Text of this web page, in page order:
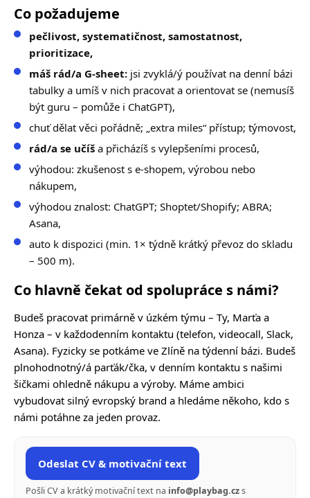
Co požadujeme
pečlivost, systematičnost, samostatnost,
prioritizace,
máš rád/a G-sheet: jsi zvyklá/ý používat na denní bázi
tabulky a umíš v nich pracovat a orientovat se (nemusíš
být guru – pomůže i ChatGPT),
chuť dělat věci pořádně; „extra miles“ přístup; týmovost,
rád/a se učíš a přicházíš s vylepšeními procesů,
výhodou: zkušenost s e-shopem, výrobou nebo
nákupem,
výhodou znalost: ChatGPT; Shoptet/Shopify; ABRA;
Asana,
auto k dispozici (min. 1× týdně krátký převoz do skladu
– 500 m).
Co hlavně čekat od spolupráce s námi?
Budeš pracovat primárně v úzkém týmu – Ty, Marťa a
Honza – v každodenním kontaktu (telefon, videocall, Slack,
Asana). Fyzicky se potkáme ve Zlíně na týdenní bázi. Budeš
plnohodnotný/á parťák/čka, v denním kontaktu s našimi
šičkami ohledně nákupu a výroby. Máme ambici
vybudovat silný evropský brand a hledáme někoho, kdo s
námi potáhne za jeden provaz.
Odeslat CV & motivační text
Pošli CV a krátký motivační text na info@playbag.czs